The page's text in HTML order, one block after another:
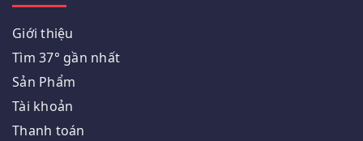
Giới thiệu
Tìm 37° gần nhất
Sản Phẩm
Tài khoản
Thanh toán